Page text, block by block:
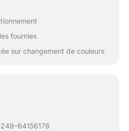
fournies
sur changement de couleurs